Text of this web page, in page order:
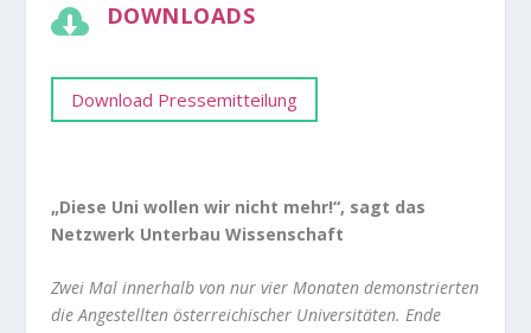
 DOWNLOADS
Download Pressemitteilung
„Diese Uni wollen wir nicht mehr!“, sagt das
Netzwerk Unterbau Wissenschaft
Zwei Mal innerhalb von nur vier Monaten demonstrierten
die Angestellten österreichischer Universitäten. Ende